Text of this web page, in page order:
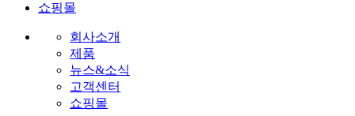
쇼핑몰
회사소개
제품
뉴스&소식
고객센터
쇼핑몰